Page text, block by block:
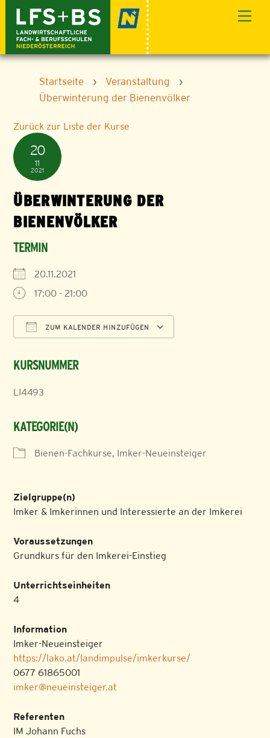
content
Startseite › Veranstaltung
›
Überwinterung der Bienenvölker
Zurück zur Liste der Kurse
20
11
2021
ÜBERWINTERUNG DER
BIENENVÖLKER
TERMIN
20.11.2021
17:00 - 21:00
ZUM KALENDER HINZUFÜGEN
KURSNUMMER
LI4493
KATEGORIE(N)
Bienen-Fachkurse, Imker-Neueinsteiger
Zielgruppe(n)
Imker & Imkerinnen und Interessierte an der Imkerei
Voraussetzungen
Grundkurs für den Imkerei-Einstieg
Unterrichtseinheiten
4
Information
Imker-Neueinsteiger
https://lako.at/landimpulse/imkerkurse/
0677 61865001
imker@neueinsteiger.at
Referenten
IM Johann Fuchs